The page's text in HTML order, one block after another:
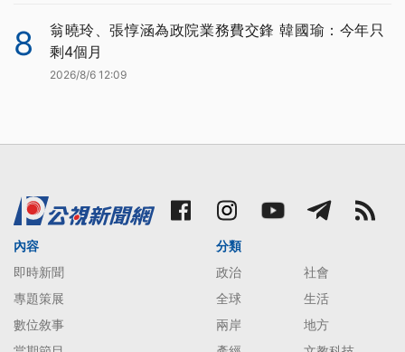
8
翁曉玲、張惇涵為政院業務費交鋒 韓國瑜：今年只
剩4個月
2026/8/6 12:09
內容
即時新聞
專題策展
數位敘事
分類
政治
社會
全球
生活
兩岸
地方